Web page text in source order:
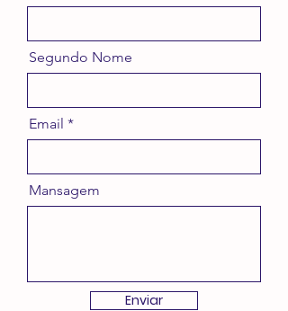
Segundo Nome
Email
Mansagem
Enviar